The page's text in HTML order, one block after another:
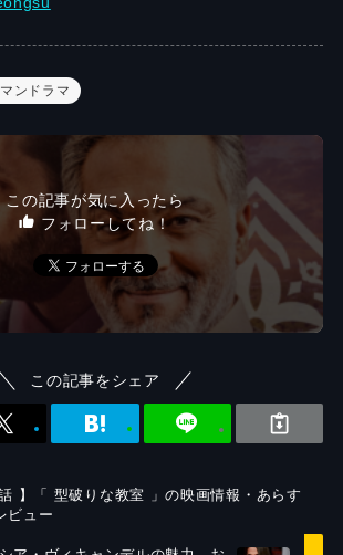
ンドラマ
この記事が気に入ったら
フォローしてね！
この記事をシェア
話 】「 型破りな教室 」の映画情報・あらす
ビュー